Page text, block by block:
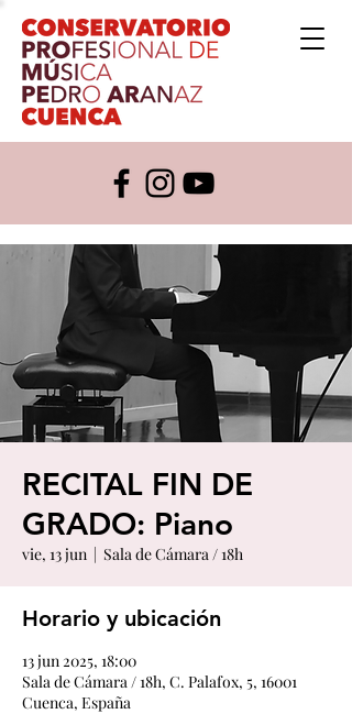
RECITAL FIN DE
GRADO: Piano
vie, 13 jun
  |
Sala de Cámara / 18h
Horario y ubicación
13 jun 2025, 18:00
Sala de Cámara / 18h, C. Palafox, 5, 16001
Cuenca, España